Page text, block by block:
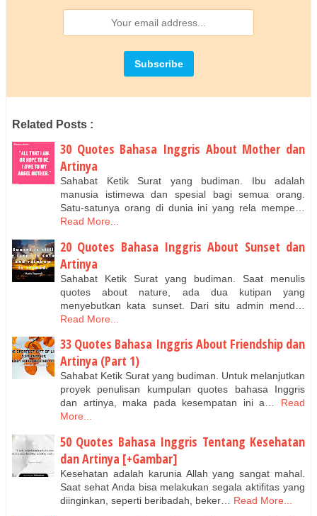
Related Posts :
30 Quotes Bahasa Inggris About Mother dan
Artinya
Sahabat Ketik Surat yang budiman. Ibu adalah
manusia istimewa dan spesial bagi semua orang.
Satu-satunya orang di dunia ini yang rela mempe…
Read More...
20 Quotes Bahasa Inggris About Sunset dan
Artinya
Sahabat Ketik Surat yang budiman. Saat menulis
quotes about nature, ada dua kutipan yang
menyebutkan kata sunset. Dari situ admin mend…
Read More...
33 Quotes Bahasa Inggris About Friendship dan
Artinya (Part 1)
Sahabat Ketik Surat yang budiman. Untuk melanjutkan
proyek penulisan kumpulan quotes bahasa Inggris
dan artinya, maka pada kesempatan ini a…
Read
More...
50 Quotes Bahasa Inggris Tentang Kesehatan
dan Artinya [+Gambar]
Kesehatan adalah karunia Allah yang sangat mahal.
Saat sehat Anda bisa melakukan segala aktifitas yang
diinginkan, seperti beribadah, beker…
Read More...